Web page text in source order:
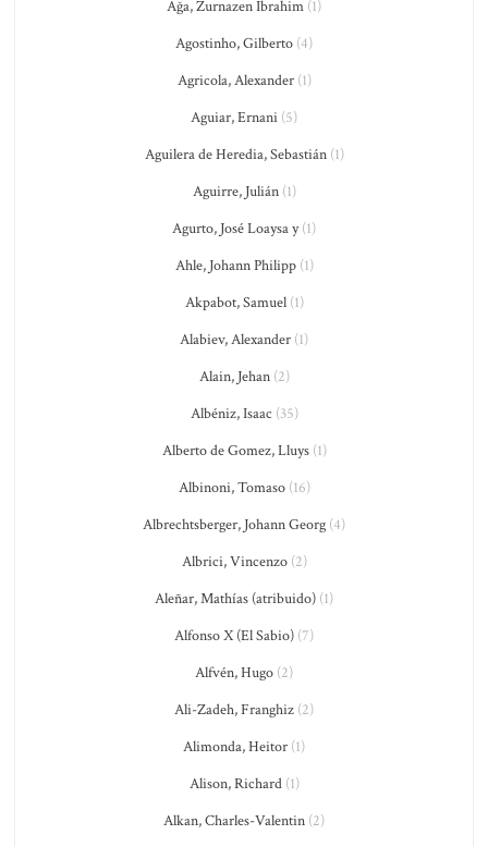
Ağa, Zurnazen Ibrahim (1)
Agostinho, Gilberto (4)
Agricola, Alexander(1)
Aguiar, Ernani (5)
Aguilera de Heredia, Sebastián(1)
Aguirre, Julián(1)
Agurto, José Loaysa y(1)
Ahle, Johann Philipp(1)
Akpabot, Samuel(1)
Alabiev, Alexander (1)
Alain, Jehan(2)
Albéniz, Isaac (35)
Alberto de Gomez, Lluys(1)
Albinoni, Tomaso(16)
Albrechtsberger, Johann Georg (4)
Albrici, Vincenzo(2)
Aleñar, Mathías (atribuido) (1)
Alfonso X (El Sabio) (7)
Alfvén, Hugo (2)
Ali-Zadeh, Franghiz (2)
Alimonda, Heitor (1)
Alison, Richard(1)
Alkan, Charles-Valentin (2)